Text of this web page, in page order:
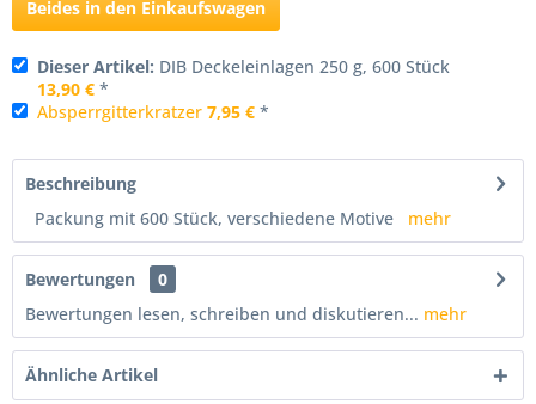
Beides in den Einkaufswagen
Dieser Artikel: DIB Deckeleinlagen 250 g, 600 Stück
13,90 € *
Absperrgitterkratzer 7,95 € *
Beschreibung
Packung mit 600 Stück, verschiedene Motive mehr
Bewertungen
0
Bewertungen lesen, schreiben und diskutieren... mehr
Ähnliche Artikel